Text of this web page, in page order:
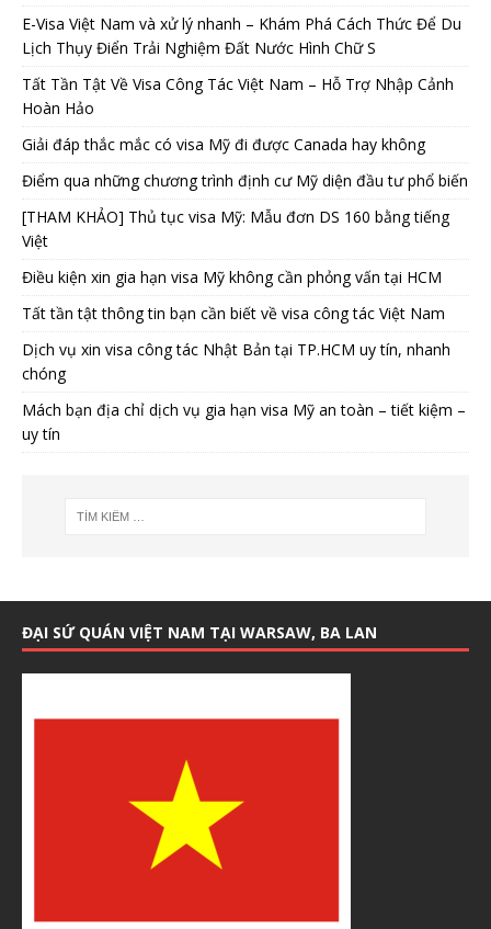
E-Visa Việt Nam và xử lý nhanh – Khám Phá Cách Thức Để Du
Lịch Thụy Điển Trải Nghiệm Đất Nước Hình Chữ S
Tất Tần Tật Về Visa Công Tác Việt Nam – Hỗ Trợ Nhập Cảnh
Hoàn Hảo
Giải đáp thắc mắc có visa Mỹ đi được Canada hay không
Điểm qua những chương trình định cư Mỹ diện đầu tư phổ biến
[THAM KHẢO] Thủ tục visa Mỹ: Mẫu đơn DS 160 bằng tiếng
Việt
Điều kiện xin gia hạn visa Mỹ không cần phỏng vấn tại HCM
Tất tần tật thông tin bạn cần biết về visa công tác Việt Nam
Dịch vụ xin visa công tác Nhật Bản tại TP.HCM uy tín, nhanh
chóng
Mách bạn địa chỉ dịch vụ gia hạn visa Mỹ an toàn – tiết kiệm –
uy tín
ĐẠI SỨ QUÁN VIỆT NAM TẠI WARSAW, BA LAN